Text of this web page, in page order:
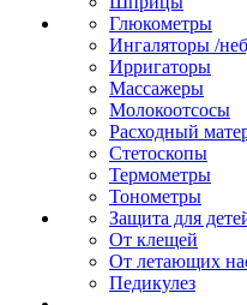
Глюкометры
Ингаляторы /
Ирригаторы
Массажеры
Молокоотсосы
Расходный
Стетоскопы
Термометры
Тонометры
Защита для
От клещей
От летающих
Педикулез